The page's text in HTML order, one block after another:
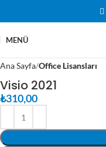
MENÜ
Ana Sayfa Office Lisansları
Visio 2021
₺310,00